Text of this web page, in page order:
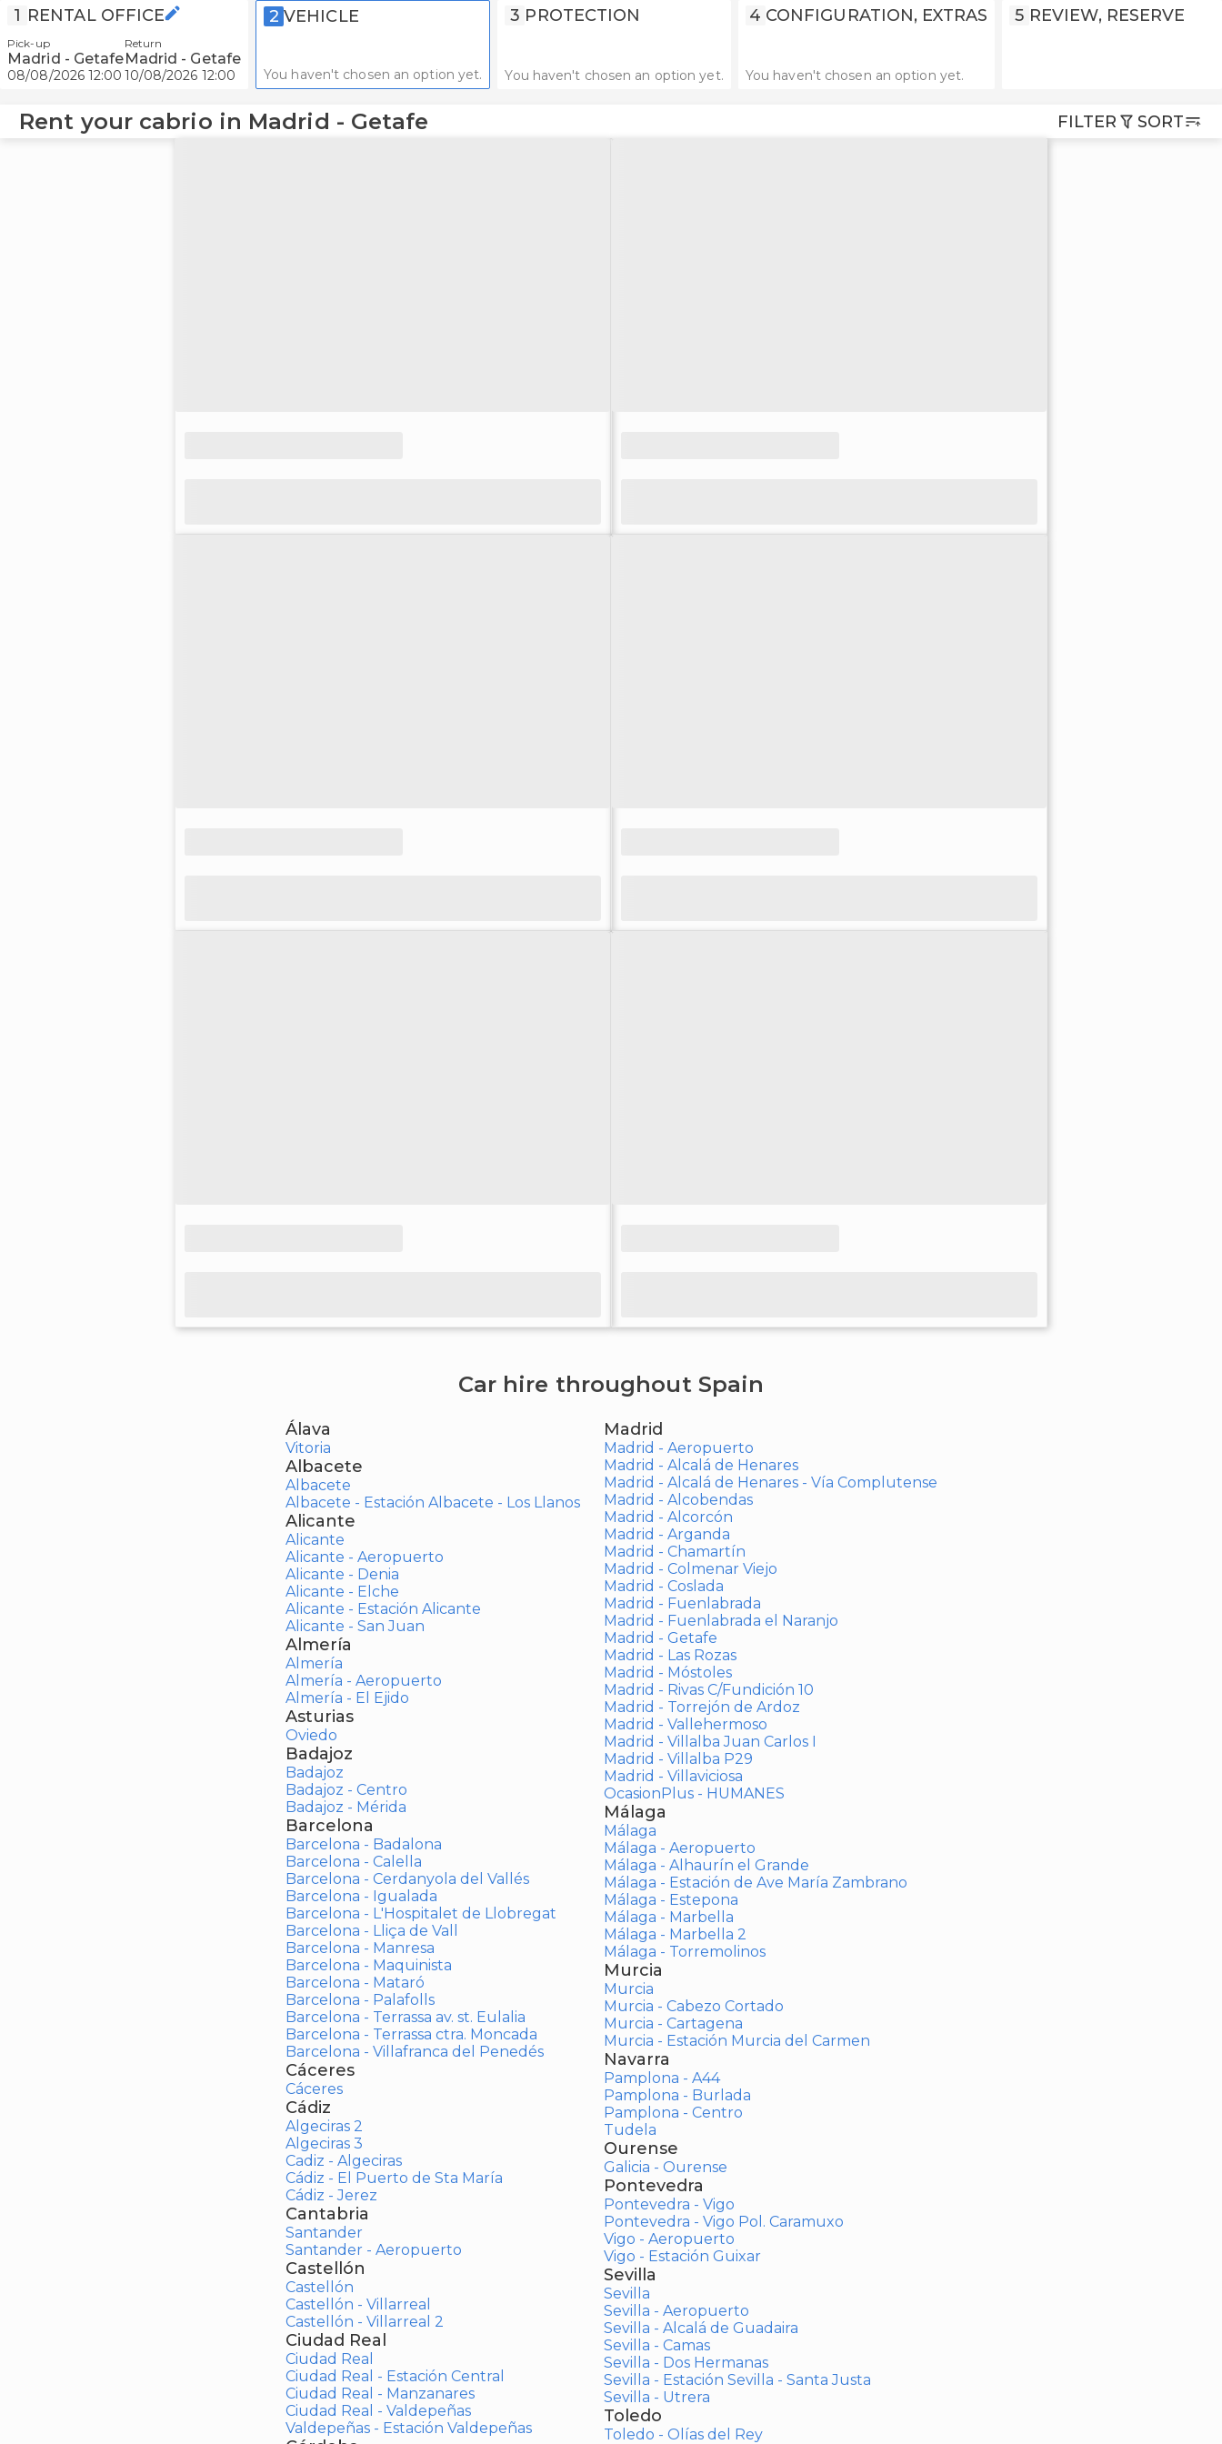
1 RENTAL OFFICE
Pick-up
Madrid - Getafe
08/08/2026 12:00
Return
Madrid - Getafe
10/08/2026 12:00
2 VEHICLE
You haven't chosen an option yet.
3 PROTECTION
You haven't chosen an option yet.
4 CONFIGURATION, EXTRAS
You haven't chosen an option yet.
5 REVIEW, RESERVE
Rent your cabrio in Madrid - Getafe FILTER SORT
Car hire throughout Spain
Álava
Vitoria
Albacete
Albacete
Albacete - Estación Albacete - Los Llanos
Alicante
Alicante
Alicante - Aeropuerto
Alicante - Denia
Alicante - Elche
Alicante - Estación Alicante
Alicante - San Juan
Almería
Almería
Almería - Aeropuerto
Almería - El Ejido
Asturias
Oviedo
Badajoz
Badajoz
Badajoz - Centro
Badajoz - Mérida
Barcelona
Barcelona - Badalona
Barcelona - Calella
Barcelona - Cerdanyola del Vallés
Barcelona - Igualada
Barcelona - L'Hospitalet de Llobregat
Barcelona - Lliça de Vall
Barcelona - Manresa
Barcelona - Maquinista
Barcelona - Mataró
Barcelona - Palafolls
Barcelona - Terrassa av. st. Eulalia
Barcelona - Terrassa ctra. Moncada
Barcelona - Villafranca del Penedés
Cáceres
Cáceres
Cádiz
Algeciras 2
Algeciras 3
Cadiz - Algeciras
Cádiz - El Puerto de Sta María
Cádiz - Jerez
Cantabria
Santander
Santander - Aeropuerto
Castellón
Castellón
Castellón - Villarreal
Castellón - Villarreal 2
Ciudad Real
Ciudad Real
Ciudad Real - Estación Central
Ciudad Real - Manzanares
Ciudad Real - Valdepeñas
Valdepeñas - Estación Valdepeñas
Madrid
Madrid - Aeropuerto
Madrid - Alcalá de Henares
Madrid - Alcalá de Henares - Vía Complutense
Madrid - Alcobendas
Madrid - Alcorcón
Madrid - Arganda
Madrid - Chamartín
Madrid - Colmenar Viejo
Madrid - Coslada
Madrid - Fuenlabrada
Madrid - Fuenlabrada el Naranjo
Madrid - Getafe
Madrid - Las Rozas
Madrid - Móstoles
Madrid - Rivas C/Fundición 10
Madrid - Torrejón de Ardoz
Madrid - Vallehermoso
Madrid - Villalba Juan Carlos I
Madrid - Villalba P29
Madrid - Villaviciosa
OcasionPlus - HUMANES
Málaga
Málaga
Málaga - Aeropuerto
Málaga - Alhaurín el Grande
Málaga - Estación de Ave María Zambrano
Málaga - Estepona
Málaga - Marbella
Málaga - Marbella 2
Málaga - Torremolinos
Murcia
Murcia
Murcia - Cabezo Cortado
Murcia - Cartagena
Murcia - Estación Murcia del Carmen
Navarra
Pamplona - A44
Pamplona - Burlada
Pamplona - Centro
Tudela
Ourense
Galicia - Ourense
Pontevedra
Pontevedra - Vigo
Pontevedra - Vigo Pol. Caramuxo
Vigo - Aeropuerto
Vigo - Estación Guixar
Sevilla
Sevilla
Sevilla - Aeropuerto
Sevilla - Alcalá de Guadaira
Sevilla - Camas
Sevilla - Dos Hermanas
Sevilla - Estación Sevilla - Santa Justa
Sevilla - Utrera
Toledo
Toledo - Olías del Rey